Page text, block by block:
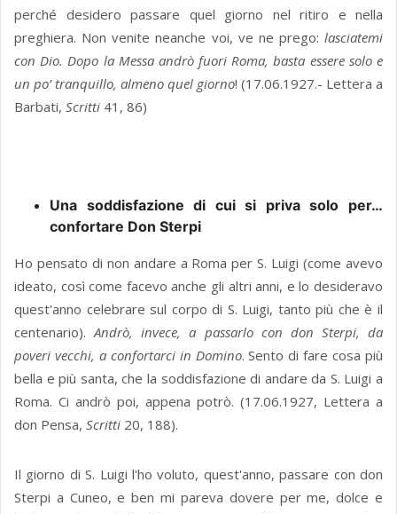
perché desidero passare quel giorno nel ritiro e nella
preghiera. Non venite neanche voi, ve ne prego: lasciatemi
con Dio. Dopo la Messa andrò fuori Roma, basta essere solo e
un po’ tranquillo, almeno quel giorno! (17.06.1927.- Lettera a
Barbati, Scritti 41, 86)
Una soddisfazione di cui si priva solo per…
confortare Don Sterpi
Ho pensato di non andare a Roma per S. Luigi (come avevo
ideato, così come facevo anche gli altri anni, e lo desideravo
quest'anno celebrare sul corpo di S. Luigi, tanto più che è il
centenario).Andrò, invece, a passarlo con don Sterpi, da
poveri vecchi, a confortarci in Domino. Sento di fare cosa più
bella e più santa, che la soddisfazione di andare da S. Luigi a
Roma. Ci andrò poi, appena potrò. (17.06.1927, Lettera a
don Pensa, Scritti 20, 188).
Il giorno di S. Luigi l'ho voluto, quest'anno, passare con don
Sterpi a Cuneo, e ben mi pareva dovere per me, dolce e